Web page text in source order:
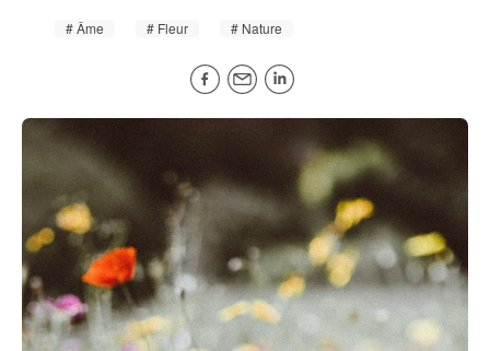
Âme Fleur Nature